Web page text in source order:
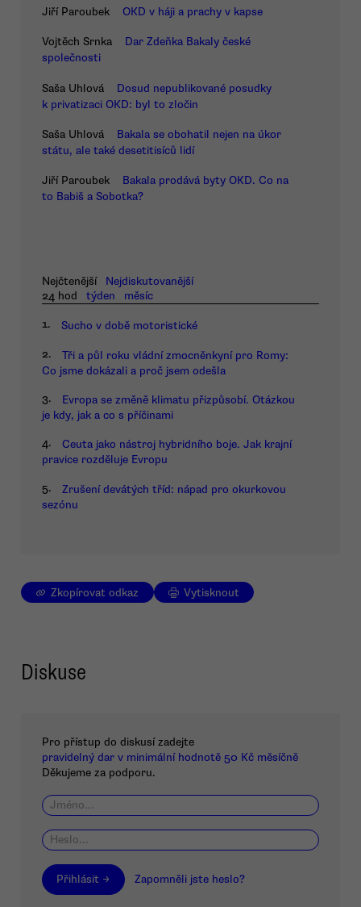
Jiří Paroubek OKD v háji a prachy v kapse
Vojtěch Srnka
Dar Zdeňka Bakaly české
společnosti
Saša Uhlová
Dosud nepublikované posudky
k privatizaci OKD: byl to zločin
Saša Uhlová
Bakala se obohatil nejen na úkor
státu, ale také desetitisíců lidí
Jiří Paroubek
Bakala prodává byty OKD. Co na
to Babiš a Sobotka?
Nejčtenější
Nejdiskutovanější
24 hod
týden měsíc
1. Sucho v době motoristické
2.
Tři a půl roku vládní zmocněnkyní pro Romy:
Co jsme dokázali a proč jsem odešla
3.
Evropa se změně klimatu přizpůsobí. Otázkou
je kdy, jak a co s příčinami
4.
Ceuta jako nástroj hybridního boje. Jak krajní
pravice rozděluje Evropu
5.
Zrušení devátých tříd: nápad pro okurkovou
sezónu
Zkopírovat odkaz Vytisknout
Diskuse
Pro přístup do diskusí zadejte
pravidelný dar v minimální hodnotě 50 Kč měsíčně
Děkujeme za podporu.
Přihlásit → Zapomněli jste heslo?